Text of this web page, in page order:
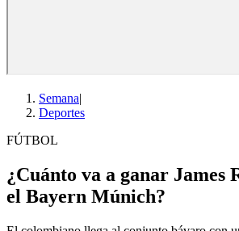
Semana|
Deportes
FÚTBOL
¿Cuánto va a ganar James
el Bayern Múnich?